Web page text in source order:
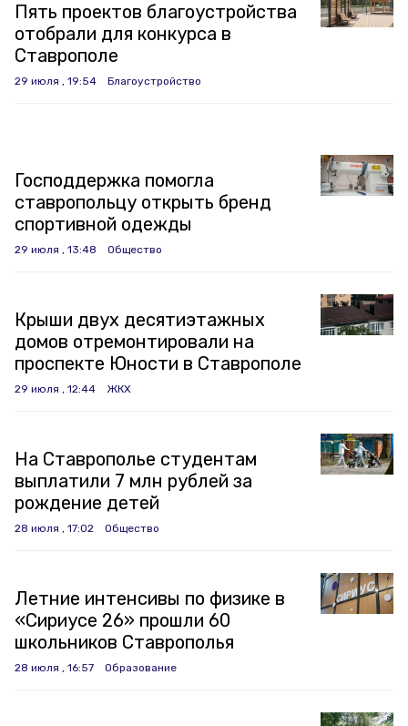
Пять проектов благоустройства
отобрали для конкурса в
Ставрополе
29 июля , 19:54 Благоустройство
Господдержка помогла
ставропольцу открыть бренд
спортивной одежды
29 июля , 13:48 Общество
Крыши двух десятиэтажных
домов отремонтировали на
проспекте Юности в Ставрополе
29 июля , 12:44 ЖКХ
На Ставрополье студентам
выплатили 7 млн рублей за
рождение детей
28 июля , 17:02 Общество
Летние интенсивы по физике в
«Сириусе 26» прошли 60
школьников Ставрополья
28 июля , 16:57 Образование